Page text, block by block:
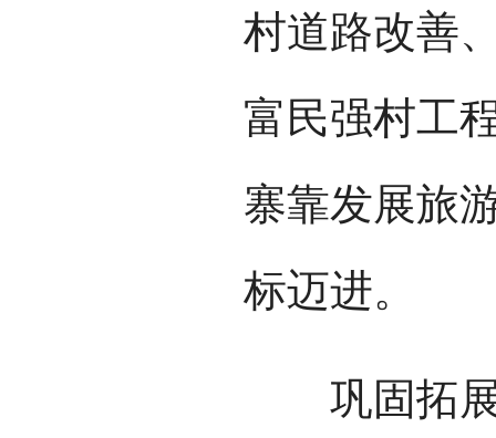
村道路改善
富民强村工
寨靠发展旅
标迈进。
巩固拓展